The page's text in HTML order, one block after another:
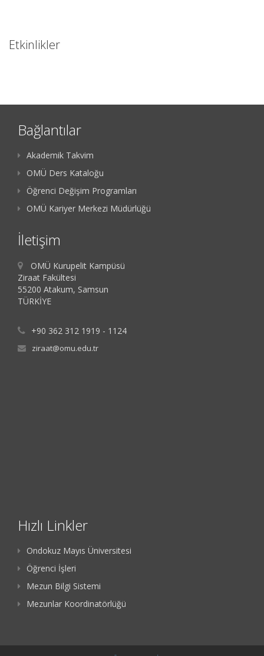
Etkinlikler
Bağlantılar
Akademik Takvim
OMÜ Ders Kataloğu
Öğrenci Değişim Programları
OMÜ Kariyer Merkezi Müdürlüğü
İletişim
OMÜ Kurupelit Kampüsü
Ziraat Fakültesi
55200 Atakum, Samsun
TÜRKİYE
+90 362 312 1919 - 1124
ziraat@omu.edu.tr
Hızlı Linkler
Ondokuz Mayıs Üniversitesi
Öğrenci İşleri
Mezun Bilgi Sistemi
Mezunlar Koordinatörlüğü